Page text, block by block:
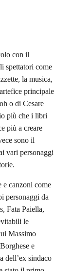
con il
spettatori come
la musica,
principale
o di Cesare
più che i libri
più a creare
sono il
vari personaggi
e canzoni come
personaggi da
Fata Paiella,
le
Massimo
e
dell’ex sindaco